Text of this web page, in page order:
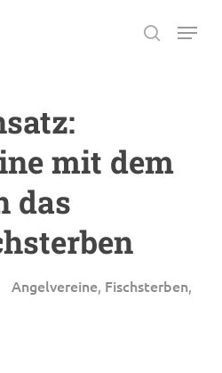
search
Menu
mit dem
das
Angelvereine, Fischsterben,